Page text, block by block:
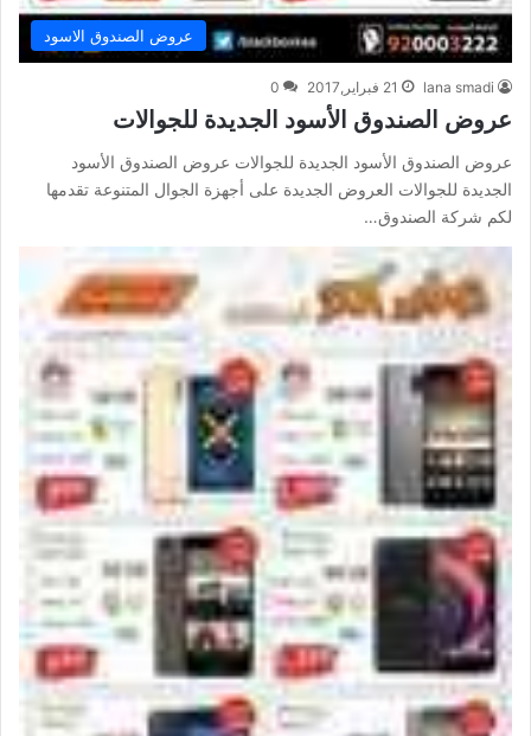
عروض الصندوق الاسود
lana smadi 21 فبراير,2017 0
عروض الصندوق الأسود الجديدة للجوالات
عروض الصندوق الأسود الجديدة للجوالات عروض الصندوق الأسود
الجديدة للجوالات العروض الجديدة على أجهزة الجوال المتنوعة تقدمها
لكم شركة الصندوق…